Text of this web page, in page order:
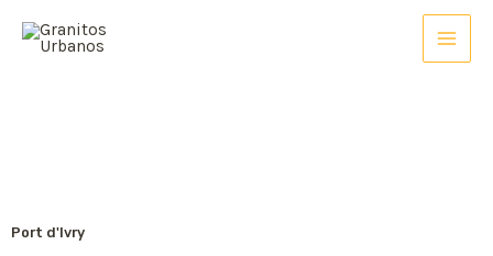
Port d'Ivry